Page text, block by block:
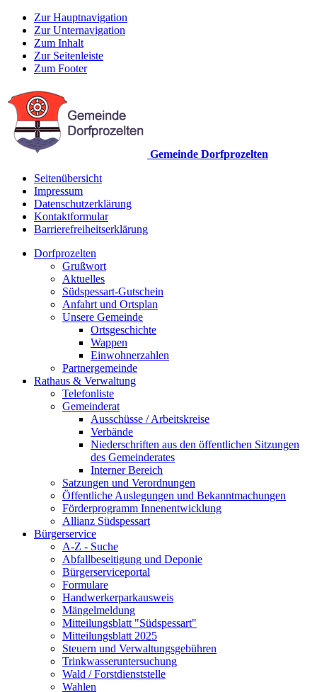
Zur Hauptnavigation
Zur Unternavigation
Zum Inhalt
Zur Seitenleiste
Zum Footer
Gemeinde Dorfprozelten
Seitenübersicht
Impressum
Datenschutzerklärung
Kontaktformular
Barrierefreiheitserklärung
Dorfprozelten
Grußwort
Aktuelles
Südspessart-Gutschein
Anfahrt und Ortsplan
Unsere Gemeinde
Ortsgeschichte
Wappen
Einwohnerzahlen
Partnergemeinde
Rathaus & Verwaltung
Telefonliste
Gemeinderat
Ausschüsse / Arbeitskreise
Verbände
Niederschriften aus den öffentlichen Sitzungen
des Gemeinderates
Interner Bereich
Satzungen und Verordnungen
Öffentliche Auslegungen und Bekanntmachungen
Förderprogramm Innenentwicklung
Allianz Südspessart
Bürgerservice
A-Z - Suche
Abfallbeseitigung und Deponie
Bürgerserviceportal
Formulare
Handwerkerparkausweis
Mängelmeldung
Mitteilungsblatt "Südspessart"
Mitteilungsblatt 2025
Steuern und Verwaltungsgebühren
Trinkwasseruntersuchung
Wald / Forstdienststelle
Wahlen